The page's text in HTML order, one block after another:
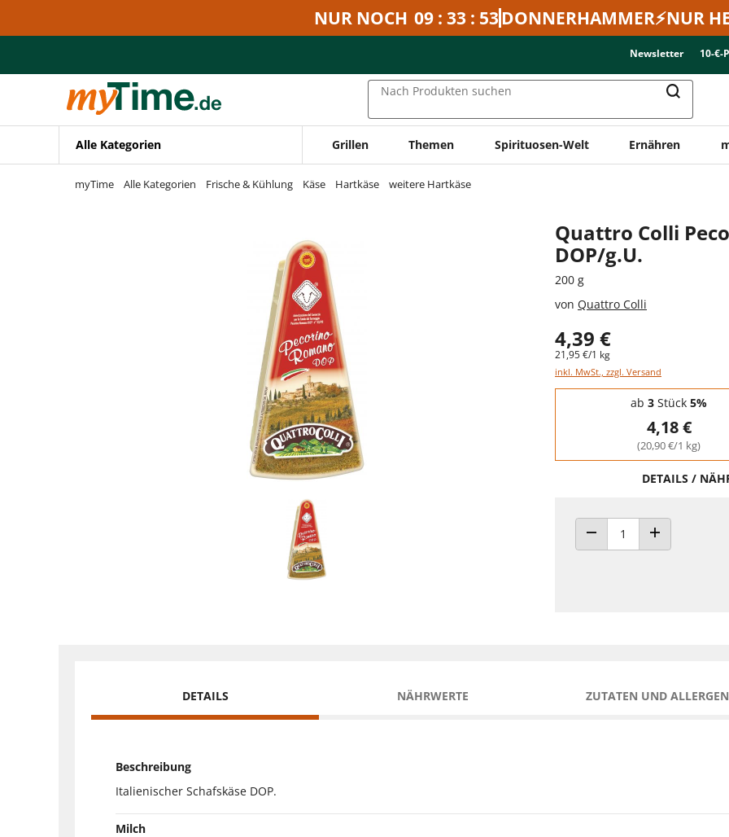
Zur Navigation springen
NUR NOCH 09 : 33 : 53DONNERHAMMER⚡NUR
Newsletter 10-€-
Nach Produkten suchen
Alle Kategorien Grillen Themen Spirituosen-Welt Ernähren
myTime Alle Kategorien Frische & Kühlung Käse Hartkäse weitere Hartkäse
Quattro Colli
DOP/g.U.
200 g
von Quattro Colli
4,39 €
21,95 €/1 kg
inkl. MwSt., zzgl. Versand
Staffelpreise - Mengenrabatt
ab 3 Stück 5%
4,18 €
(20,90 €/1 kg)
DETAILS /
ANZAHL VERRINGERN
ANZAHL
DETAILS NÄHRWERTE ZUTATEN UND
Beschreibung
Italienischer Schafskäse DOP.
Milch